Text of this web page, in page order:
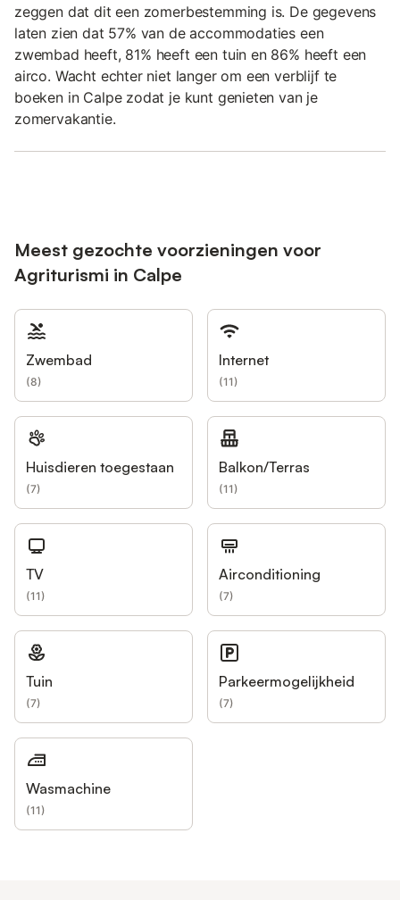
zeggen dat dit een zomerbestemming is. De gegevens
laten zien dat 57% van de accommodaties een
zwembad heeft, 81% heeft een tuin en 86% heeft een
airco. Wacht echter niet langer om een verblijf te
boeken in Calpe zodat je kunt genieten van je
zomervakantie.
Meest gezochte voorzieningen voor
Agriturismi in Calpe
Zwembad
(8)
Internet
(11)
Huisdieren toegestaan
(7)
Balkon/Terras
(11)
TV
(11)
Airconditioning
(7)
Tuin
(7)
Parkeermogelijkheid
(7)
Wasmachine
(11)